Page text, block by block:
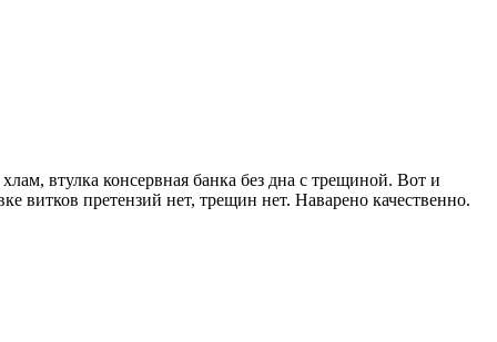
втулка консервная банка без дна с трещиной. Вот и
витков претензий нет, трещин нет. Наварено качественно.